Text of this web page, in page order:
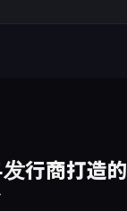
行商打造的